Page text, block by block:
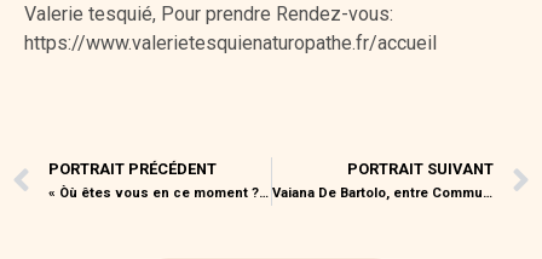
Valerie tesquié, Pour prendre Rendez-vous:
https://www.valerietesquienaturopathe.fr/accueil
PORTRAIT PRÉCÉDENT
« Òù êtes vous en ce moment ? – Au jardin ! Je trie les graines de Chardon-Marie. »
PORTRAIT SUIVANT
Vaiana De Bartolo, entre Communication et Herboristerie, Une Vie Nourrie par la Nature et le Partage